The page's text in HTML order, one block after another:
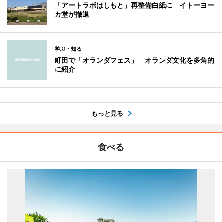
「アートラボはしもと」再整備白紙に イトーヨー
カ堂が撤退
学ぶ・知る
町田で「オランダフェス」 オランダ文化を多角的
に紹介
もっと見る
食べる